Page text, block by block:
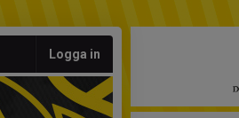
Logga in